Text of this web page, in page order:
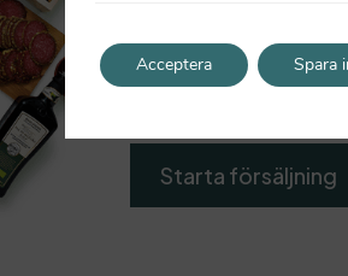
Vi har hjälpt över
omtyckta och
Starta försäljning
Acceptera Spara